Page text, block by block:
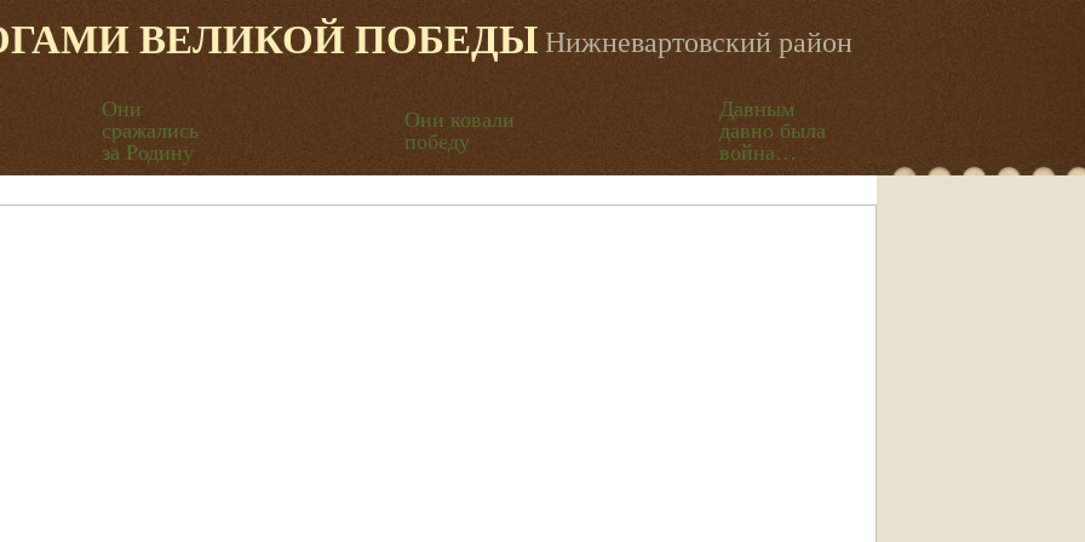
ВЕЛИКОЙ ПОБЕДЫ Нижневартовский район
Они
сражались
за Родину
Они ковали
победу
Давным
давно была
война…